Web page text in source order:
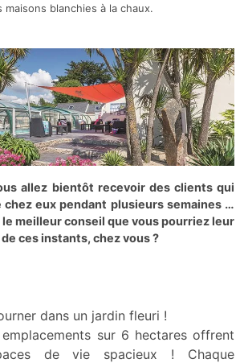
blanchies à la chaux.
allez bientôt recevoir des clients qui
eux pendant plusieurs semaines …
meilleur conseil que vous pourriez leur
ces instants, chez vous ?
dans un jardin fleuri !
sur 6 hectares offrent
de vie spacieux ! Chaque